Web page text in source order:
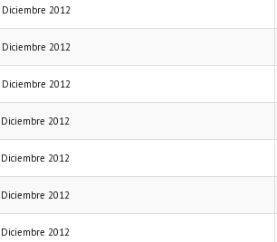
2012
Diciembre 2012
Diciembre 2012
2012
2012
2012
2012